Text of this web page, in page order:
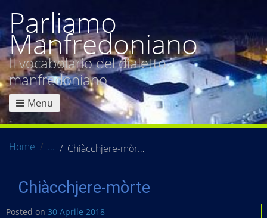
Parliamo
Manfredoniano
Il vocabolario del dialetto
manfredoniano
Menu
Home Chiàcchjere-mòrte
Chiàcchjere-mòrte
Posted on 30 Aprile 2018